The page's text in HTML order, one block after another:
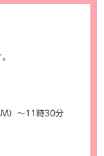
）～11時30分